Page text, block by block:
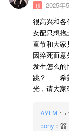
頂 2025年
很高兴和
女配只想
童节和大家
因猝死而
发生怎么的
跳？ 希望
光，请大
AYLM ：
cony ：簽